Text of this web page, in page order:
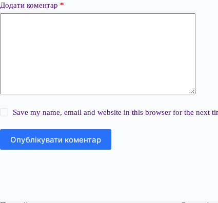
Додати коментар *
Save my name, email and website in this browser for the next
Опублікувати коментар